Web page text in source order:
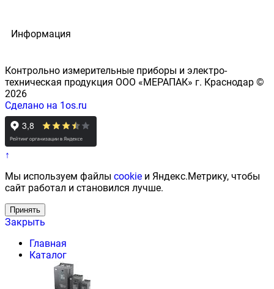
Информация
Контрольно измерительные приборы и электро-
техническая продукция ООО «МЕРАПАК» г. Краснодар ©
2026
Сделано на 1os.ru
↑
Мы используем файлы cookie и Яндекс.Метрику, чтобы
сайт работал и становился лучше.
Принять
Закрыть
Главная
Каталог